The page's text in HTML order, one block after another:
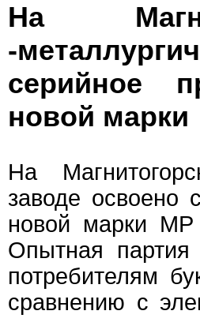
Hа
-
серийное
новой марки
Hа
заводе освоено
новой марки
Опытная
потребителям
сравнению с